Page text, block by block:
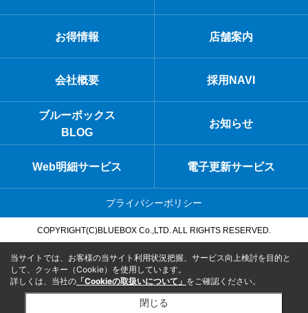
お得情報 店舗案内
会社概要 採用NAVI
ブルーボックス
BLOG
お知らせ
Web明細サービス 電子更新サービス
プライバシーポリシー
COPYRIGHT(C)BLUEBOX Co.,LTD. ALL RIGHTS RESERVED.
当サイトでは、お客様の当サイト利用状況把握、サービス向上検討を目的と
して、クッキー（Cookie）を使用しています。
詳しくは、当社の 「Cookieの取扱いについて」 をご確認ください。
閉じる